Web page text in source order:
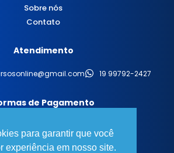
para garantir que você
experiência em nosso site.
Sobre nós
Contato
Atendimento
19 99792-2427
de Pagamento